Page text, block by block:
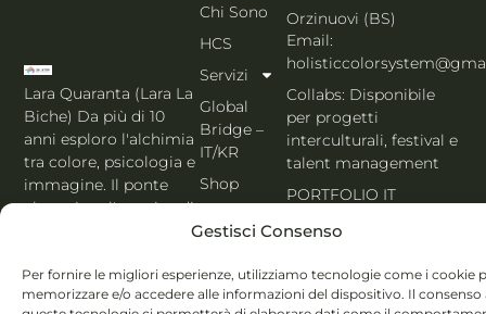
Gestisci Consenso
Per fornire le migliori esperienze, utilizziamo tecnologie come i cookie
memorizzare e/o accedere alle informazioni del dispositivo. Il consenso
Lara Quaranta (Lara La
Biche) Da più di 10
anni esploro l'alchimia
tra colore, psicologia e
immagine. Il ponte
che unisce l'estetica di
MBTI, Enneagramma &
Holistic Color
Chi Sono
HCS
Servizi
Global
Bridge –
IT/KR
Shop
Italiano
Orzinuovi (BS)
Email:
Collabs: Disponibile
per progetti
interculturali, festival e
talent management
PORTFOLIO IT